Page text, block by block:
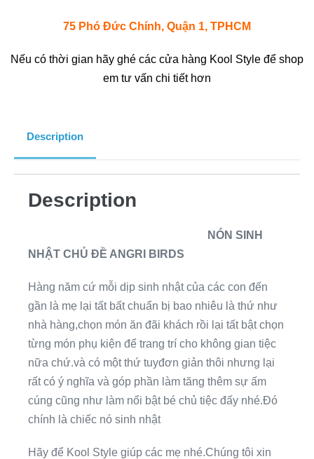
75 Phó Đức Chính, Quận 1, TPHCM
Nếu có thời gian hãy ghé các cửa hàng Kool Style để shop
em tư vấn chi tiết hơn
Description
Description
NÓN SINH
NHẬT CHỦ ĐỀ ANGRI BIRDS
Hàng năm cứ mỗi dịp sinh nhật của các con đến
gần là mẹ lại tất bất chuẩn bị bao nhiêu là thứ như
nhà hàng,chọn món ăn đãi khách rồi lại tất bật chọn
từng món phụ kiện để trang trí cho không gian tiệc
nữa chứ.và có một thứ tuyđơn giản thôi nhưng lại
rất có ý nghĩa và góp phần làm tăng thêm sự ấm
cúng cũng như làm nổi bật bé chủ tiệc đấy nhé.Đó
chính là chiếc nó sinh nhật
Hãy để Kool Style giúp các mẹ nhé.Chúng tôi xin